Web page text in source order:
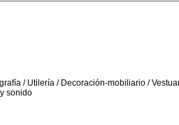
/ Utilería / Decoración-mobiliario /
sonido